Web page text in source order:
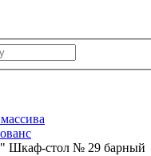
Шкаф-стол № 29 барный